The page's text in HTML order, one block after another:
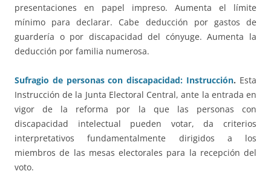
presentaciones en papel impreso. Aumenta el límite
mínimo para declarar. Cabe deducción por gastos de
guardería o por discapacidad del cónyuge. Aumenta la
deducción por familia numerosa.
Sufragio de personas con discapacidad: Instrucción. Esta
Instrucción de la Junta Electoral Central, ante la entrada en
vigor de la reforma por la que las personas con
discapacidad intelectual pueden votar, da criterios
interpretativos fundamentalmente dirigidos a los
miembros de las mesas electorales para la recepción del
voto.